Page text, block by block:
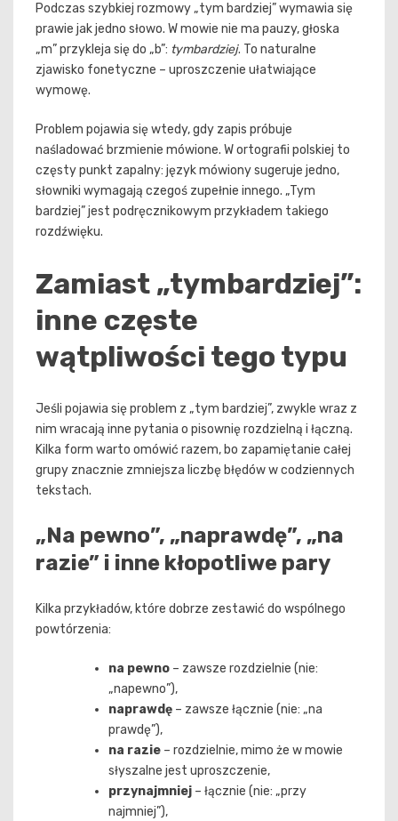
Podczas szybkiej rozmowy „tym bardziej” wymawia się
prawie jak jedno słowo. W mowie nie ma pauzy, głoska
„m” przykleja się do „b”: tymbardziej. To naturalne
zjawisko fonetyczne – uproszczenie ułatwiające
wymowę.
Problem pojawia się wtedy, gdy zapis próbuje
naśladować brzmienie mówione. W ortografii polskiej to
częsty punkt zapalny: język mówiony sugeruje jedno,
słowniki wymagają czegoś zupełnie innego. „Tym
bardziej” jest podręcznikowym przykładem takiego
rozdźwięku.
Zamiast „tymbardziej”:
inne częste
wątpliwości tego typu
Jeśli pojawia się problem z „tym bardziej”, zwykle wraz z
nim wracają inne pytania o pisownię rozdzielną i łączną.
Kilka form warto omówić razem, bo zapamiętanie całej
grupy znacznie zmniejsza liczbę błędów w codziennych
tekstach.
„Na pewno”, „naprawdę”, „na
razie” i inne kłopotliwe pary
Kilka przykładów, które dobrze zestawić do wspólnego
powtórzenia:
na pewno – zawsze rozdzielnie (nie:
„napewno”),
naprawdę – zawsze łącznie (nie: „na
prawdę”),
na razie – rozdzielnie, mimo że w mowie
słyszalne jest uproszczenie,
przynajmniej – łącznie (nie: „przy
najmniej”),